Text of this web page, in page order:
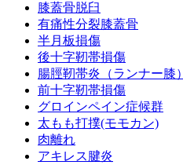
膝蓋骨脱臼
有痛性分裂膝蓋骨
半月板損傷
後十字靭帯損傷
腸脛靭帯炎（ランナー膝）
前十字靭帯損傷
グロインペイン症候群
太もも打撲(モモカン)
肉離れ
アキレス腱炎